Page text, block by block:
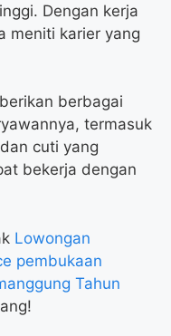
Dengan kerja
meniti karier yang
berbagai
termasuk
cuti yang
bekerja dengan
Lowongan
pembukaan
Tahun